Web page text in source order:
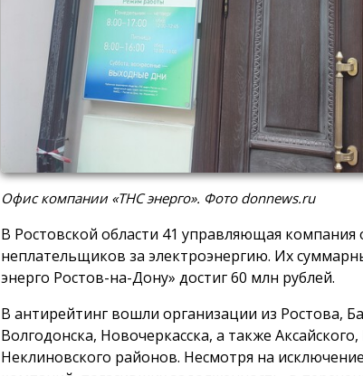
Офис компании «ТНС энерго». Фото donnews.ru
В Ростовской области 41 управляющая компания
неплательщиков за электроэнергию. Их
энерго Ростов-на-Дону» достиг 60 млн рублей.
В антирейтинг вошли организации из Ростова,
Волгодонска, Новочеркасска, а также
Неклиновского районов. Несмотря на